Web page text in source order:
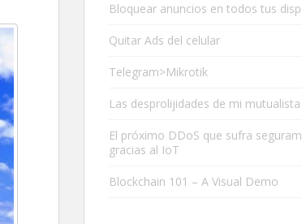
Bloquear anuncios en todos tus
Quitar Ads del celular
Telegram>Mikrotik
Las desprolijidades de mi mutualista
El próximo DDoS que sufra
gracias al IoT
Blockchain 101 – A Visual Demo